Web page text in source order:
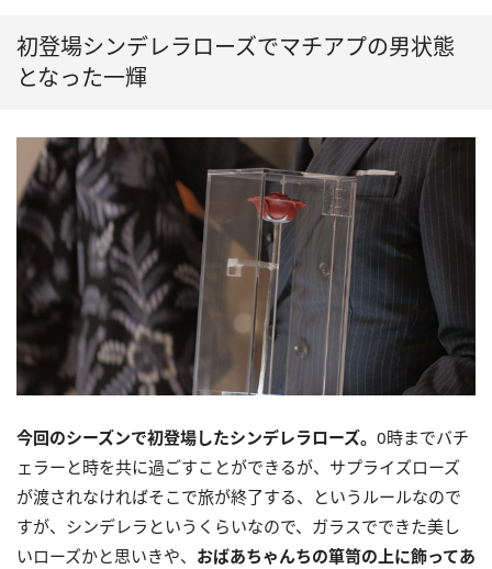
初登場シンデレラローズでマチアプの男状態
となった一輝
今回のシーズンで初登場したシンデレラローズ。 0時までバチ
ェラーと時を共に過ごすことができるが、サプライズローズ
が渡されなければそこで旅が終了する、というルールなので
すが、シンデレラというくらいなので、ガラスでできた美し
いローズかと思いきや、 おばあちゃんちの箪笥の上に飾ってあ